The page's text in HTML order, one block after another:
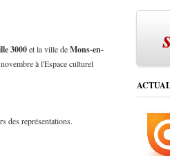
3000et la ville deMons-en-
à l'Espace culturel
des représentations.